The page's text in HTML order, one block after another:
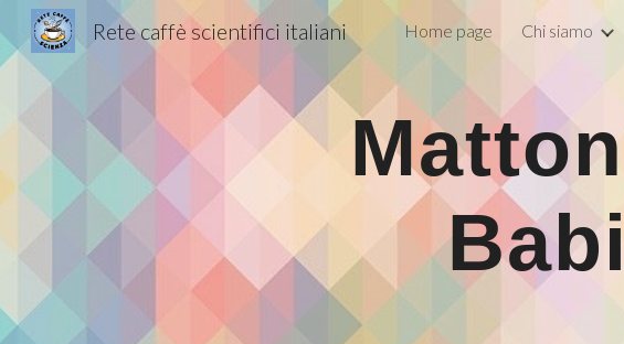
Skip to main content
Rete caffè scientifici italiani Home page Chi siamo